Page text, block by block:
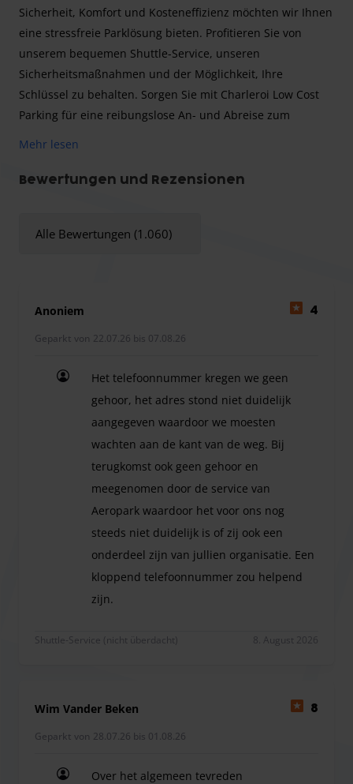
Sicherheit, Komfort und Kosteneffizienz möchten wir Ihnen
eine stressfreie Parklösung bieten. Profitieren Sie von
unserem bequemen Shuttle-Service, unseren
Sicherheitsmaßnahmen und der Möglichkeit, Ihre
Schlüssel zu behalten. Sorgen Sie mit Charleroi Low Cost
Parking für eine reibungslose An- und Abreise zum
Nachtzuschlag: 10 € zwischen 23:00 und 6:00 Uhr
Wir bei Charleroi Low Cost Parking wissen, wie wichtig
Parkvorgang reibungslos und budgetgerecht abläuft.
Bitte beachten Sie: Aufgrund der neuen Vorschriften am
Flughafen Charleroi wird vor Ort ein Aufpreis von 10 €
Mehr lesen
Bewertungen und Rezensionen
Alle Bewertungen (1.060)
Anoniem 4
Geparkt von 22.07.26 bis 07.08.26
Het telefoonnummer kregen we geen
gehoor, het adres stond niet duidelijk
aangegeven waardoor we moesten
wachten aan de kant van de weg. Bij
terugkomst ook geen gehoor en
meegenomen door de service van
Aeropark waardoor het voor ons nog
steeds niet duidelijk is of zij ook een
onderdeel zijn van jullien organisatie. Een
kloppend telefoonnummer zou helpend
zijn.
Shuttle-Service (nicht überdacht) 8. August 2026
Wim Vander Beken 8
Geparkt von 28.07.26 bis 01.08.26
Over het algemeen tevreden